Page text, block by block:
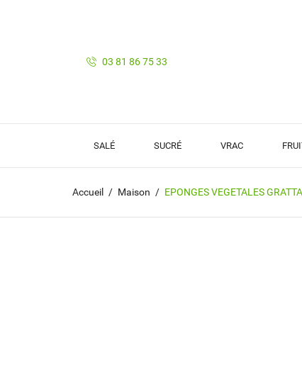
03 81 86 75 33
SALÉ SUCRÉ VRAC
Accueil Maison EPONGES VEGETALES